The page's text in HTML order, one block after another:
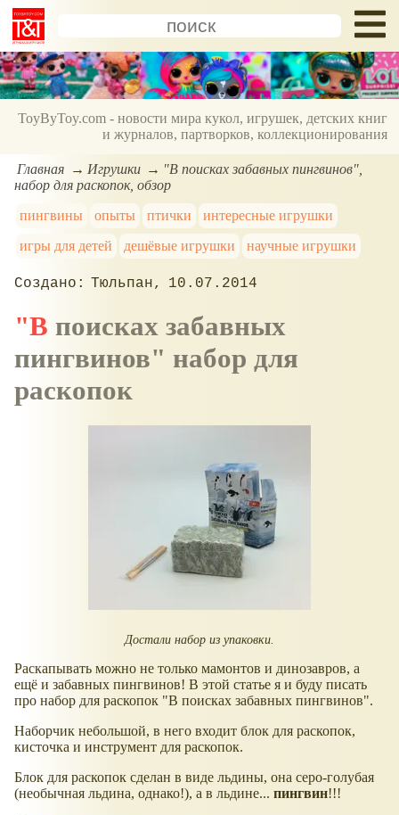
ToyByToy.com - новости мира кукол, игрушек, детских книг
и журналов, партворков, коллекционирования
Главная Игрушки
"В поисках забавных пингвинов",
набор для раскопок, обзор
пингвины
опыты птички
интересные игрушки
игры для детей
дешёвые игрушки научные игрушки
Тюльпан 10.07.2014
"В поисках забавных
пингвинов" набор для
раскопок
Достали набор из упаковки.
Раскапывать можно не только мамонтов и динозавров, а
ещё и забавных пингвинов! В этой статье я и буду писать
про набор для раскопок "В поисках забавных пингвинов".
Наборчик небольшой, в него входит блок для раскопок,
кисточка и инструмент для раскопок.
Блок для раскопок сделан в виде льдины, она серо-голубая
(необычная льдина, однако!), а в льдине... пингвин!!!